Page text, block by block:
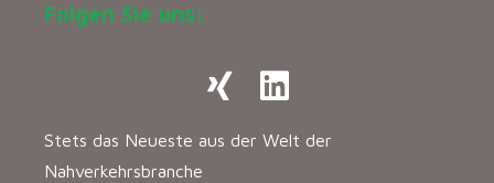
Folgen Sie uns:
Stets das Neueste aus der Welt der
Nahverkehrsbranche